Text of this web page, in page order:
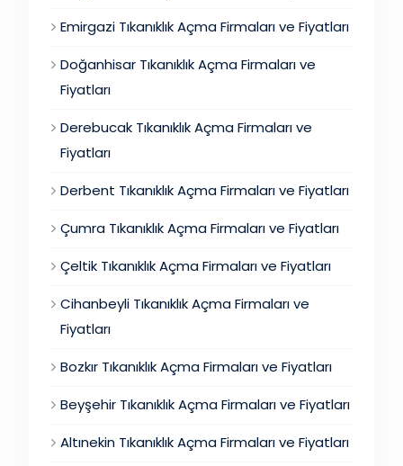
Emirgazi Tıkanıklık Açma Firmaları ve Fiyatları
Doğanhisar Tıkanıklık Açma Firmaları ve
Fiyatları
Derebucak Tıkanıklık Açma Firmaları ve
Fiyatları
Derbent Tıkanıklık Açma Firmaları ve Fiyatları
Çumra Tıkanıklık Açma Firmaları ve Fiyatları
Çeltik Tıkanıklık Açma Firmaları ve Fiyatları
Cihanbeyli Tıkanıklık Açma Firmaları ve
Fiyatları
Bozkır Tıkanıklık Açma Firmaları ve Fiyatları
Beyşehir Tıkanıklık Açma Firmaları ve Fiyatları
Altınekin Tıkanıklık Açma Firmaları ve Fiyatları